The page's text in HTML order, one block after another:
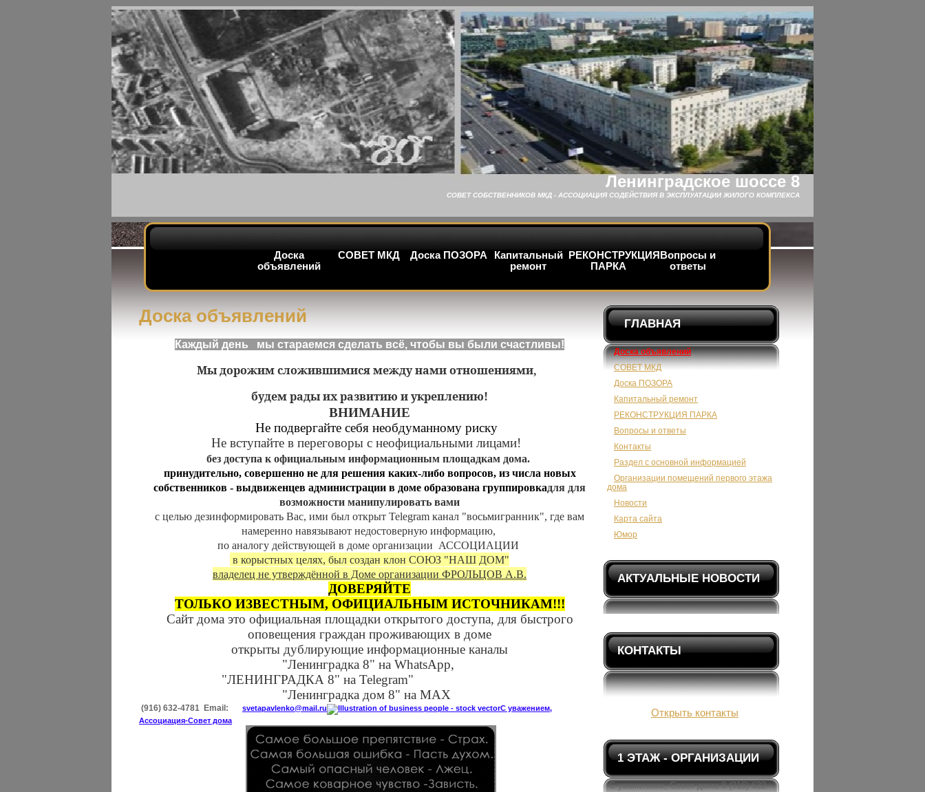
Ленинградское шоссе 8
СОВЕТ СОБСТВЕННИКОВ МКД - АССОЦИАЦИЯ СОДЕЙСТВИЯ В ЭКСПЛУАТАЦИИ ЖИЛОГО КОМПЛЕКСА
Доска
объявлений
СОВЕТ МКД Доска ПОЗОРА
Капитальный
ремонт
РЕКОНСТРУКЦИЯ
ПАРКА
Вопросы и
ответы
Доска объявлений
Каждый день мы стараемся сделать всё, чтобы вы были счастливы!
Мы дорожим сложившимися между нами отношениями,
будем рады их развитию и укреплению!
ВНИМАНИЕ
Не подвергайте себя необдуманному риску
Не вступайте в переговоры с неофициальными лицами!
без доступа к официальным информационным площадкам дома.
принудительно, совершенно не для решения каких-либо вопросов, из числа новых
собственников - выдвиженцев администрации в доме образована группировкадля для
возможности манипулировать вами
с целью дезинформировать Вас, ими был открыт Telegram канал "восьмигранник", где вам
намеренно навязывают недостоверную информацию,
по аналогу действующей в доме организации АССОЦИАЦИИ
в корыстных целях, был создан клон СОЮЗ "НАШ ДОМ"
владелец не утверждённой в Доме организации ФРОЛЬЦОВ А.В.
ДОВЕРЯЙТЕ
ТОЛЬКО ИЗВЕСТНЫМ, ОФИЦИАЛЬНЫМ ИСТОЧНИКАМ!!!
Сайт дома это официальная площадки открытого доступа, для быстрого
оповещения граждан проживающих в доме
открыты дублирующие информационные каналы
"Ленинградка 8" на WhatsApp,
"ЛЕНИНГРАДКА 8" на Telegram"
"Ленинградка дом 8" на МАХ
(916) 632-4781 Email: svetapavlenko@mail.ru
С уважением,
Ассоциация-Совет дома
ГЛАВНАЯ
Доска объявлений
СОВЕТ МКД
Доска ПОЗОРА
Капитальный ремонт
РЕКОНСТРУКЦИЯ ПАРКА
Вопросы и ответы
Контакты
Раздел с основной информацией
Организации помещений первого этажа
дома
Новости
Карта сайта
Юмор
АКТУАЛЬНЫЕ НОВОСТИ
КОНТАКТЫ
Открыть контакты
1 ЭТАЖ - ОРГАНИЗАЦИИ
С уважением, Совет дома 8 (916) 632-